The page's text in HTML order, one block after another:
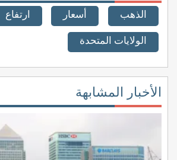
الذهب أسعار ارتفاع
الولايات المتحدة
الأخبار المشابهة